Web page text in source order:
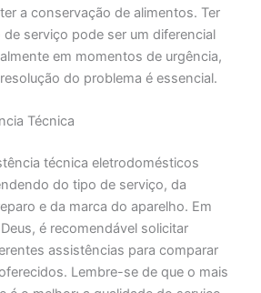
a conservação de alimentos. Ter
serviço pode ser um diferencial
em momentos de urgência,
do problema é essencial.
Técnica
técnica eletrodomésticos
do tipo de serviço, da
e da marca do aparelho. Em
é recomendável solicitar
assistências para comparar
Lembre-se de que o mais